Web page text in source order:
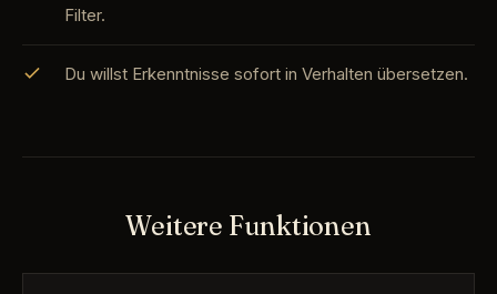
Filter.
Du willst Erkenntnisse sofort in Verhalten übersetzen.
Weitere Funktionen